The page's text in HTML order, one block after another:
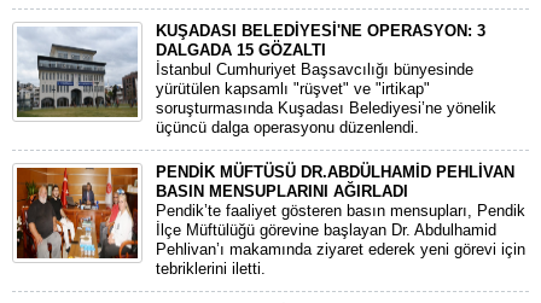
KUŞADASI BELEDİYESİ'NE OPERASYON: 3
DALGADA 15 GÖZALTI
​İstanbul Cumhuriyet Başsavcılığı bünyesinde
yürütülen kapsamlı "rüşvet" ve "irtikap"
soruşturmasında Kuşadası Belediyesi’ne yönelik
üçüncü dalga operasyonu düzenlendi.
PENDİK MÜFTÜSÜ DR.ABDÜLHAMİD PEHLİVAN
BASIN MENSUPLARINI AĞIRLADI
​Pendik’te faaliyet gösteren basın mensupları, Pendik
İlçe Müftülüğü görevine başlayan Dr. Abdulhamid
Pehlivan’ı makamında ziyaret ederek yeni görevi için
tebriklerini iletti.